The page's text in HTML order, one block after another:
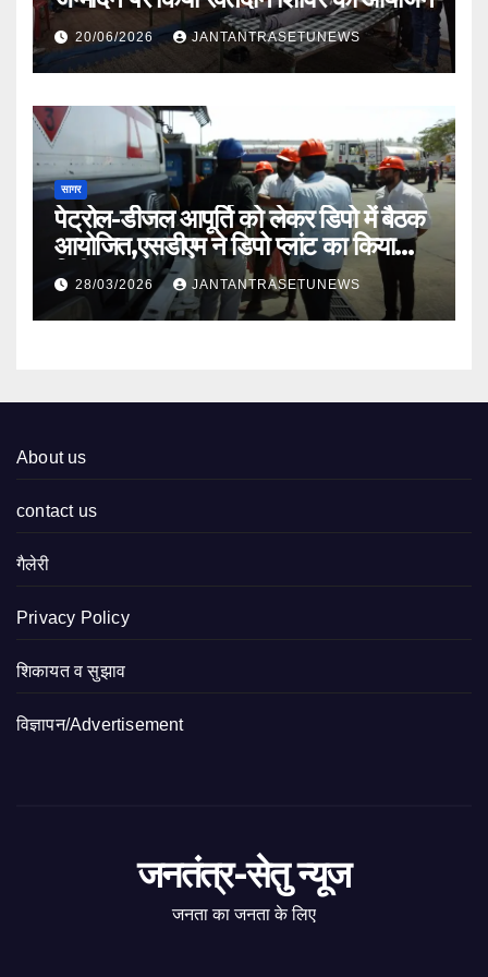
20/06/2026 JANTANTRASETUNEWS
सागर
पेट्रोल-डीजल आपूर्ति को लेकर डिपो में बैठक
आयोजित,एसडीएम ने डिपो प्लांट का किया
निरीक्षण
28/03/2026 JANTANTRASETUNEWS
About us
contact us
गैलेरी
Privacy Policy
शिकायत व सुझाव
विज्ञापन/Advertisement
जनतंत्र-सेतु न्यूज
जनता का जनता के लिए